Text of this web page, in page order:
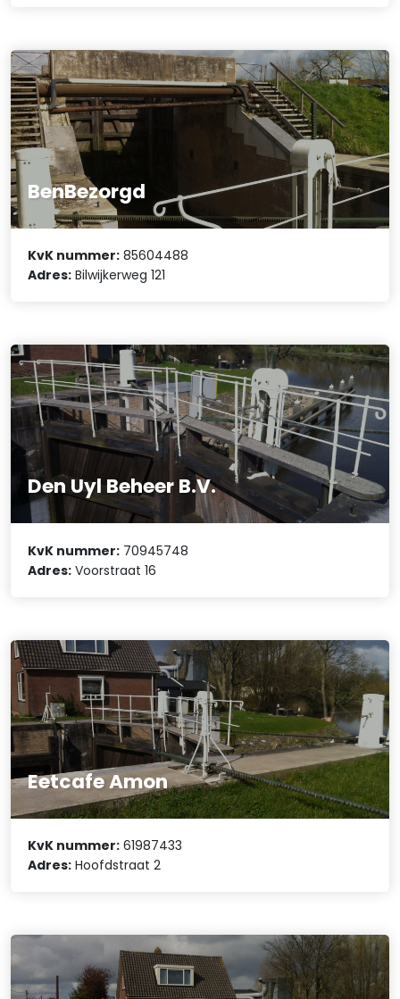
BenBezorgd
KvK nummer: 85604488
Adres: Bilwijkerweg 121
Den Uyl Beheer B.V.
KvK nummer: 70945748
Adres: Voorstraat 16
Eetcafe Amon
KvK nummer: 61987433
Adres: Hoofdstraat 2